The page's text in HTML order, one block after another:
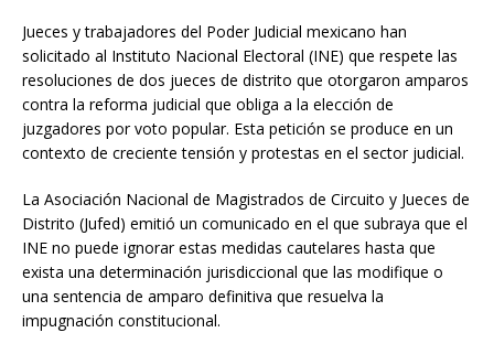
Jueces y trabajadores del Poder Judicial mexicano han
solicitado al Instituto Nacional Electoral (INE) que respete las
resoluciones de dos jueces de distrito que otorgaron amparos
contra la reforma judicial que obliga a la elección de
juzgadores por voto popular. Esta petición se produce en un
contexto de creciente tensión y protestas en el sector judicial.
La Asociación Nacional de Magistrados de Circuito y Jueces de
Distrito (Jufed) emitió un comunicado en el que subraya que el
INE no puede ignorar estas medidas cautelares hasta que
exista una determinación jurisdiccional que las modifique o
una sentencia de amparo definitiva que resuelva la
impugnación constitucional.